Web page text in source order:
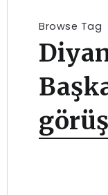
Browse Tag